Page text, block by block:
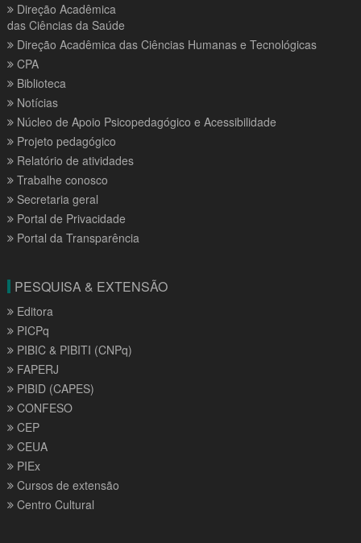
Direção Acadêmica
das Ciências da Saúde
Direção Acadêmica das Ciências Humanas e Tecnológicas
CPA
Biblioteca
Notícias
Núcleo de Apoio Psicopedagógico e Acessibilidade
Projeto pedagógico
Relatório de atividades
Trabalhe conosco
Secretaria geral
Portal de Privacidade
Portal da Transparência
PESQUISA & EXTENSÃO
Editora
PICPq
PIBIC & PIBITI (CNPq)
FAPERJ
PIBID (CAPES)
CONFESO
CEP
CEUA
PIEx
Cursos de extensão
Centro Cultural